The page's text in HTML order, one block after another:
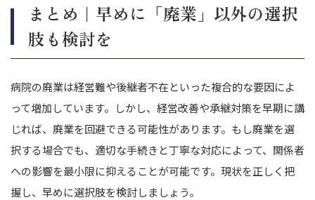
まとめ｜早めに「廃業」以外の選択
肢も検討を
病院の廃業は経営難や後継者不在といった複合的な要因によ
って増加しています。 しかし、経営改善や承継対策を早期に講
じれば、廃業を回避できる可能性があります。 もし廃業を選
択する場合でも、適切な手続きと丁寧な対応によって、関係者
への影響を最小限に抑えることが可能です。現状を正しく把
握し、早めに選択肢を検討しましょう。